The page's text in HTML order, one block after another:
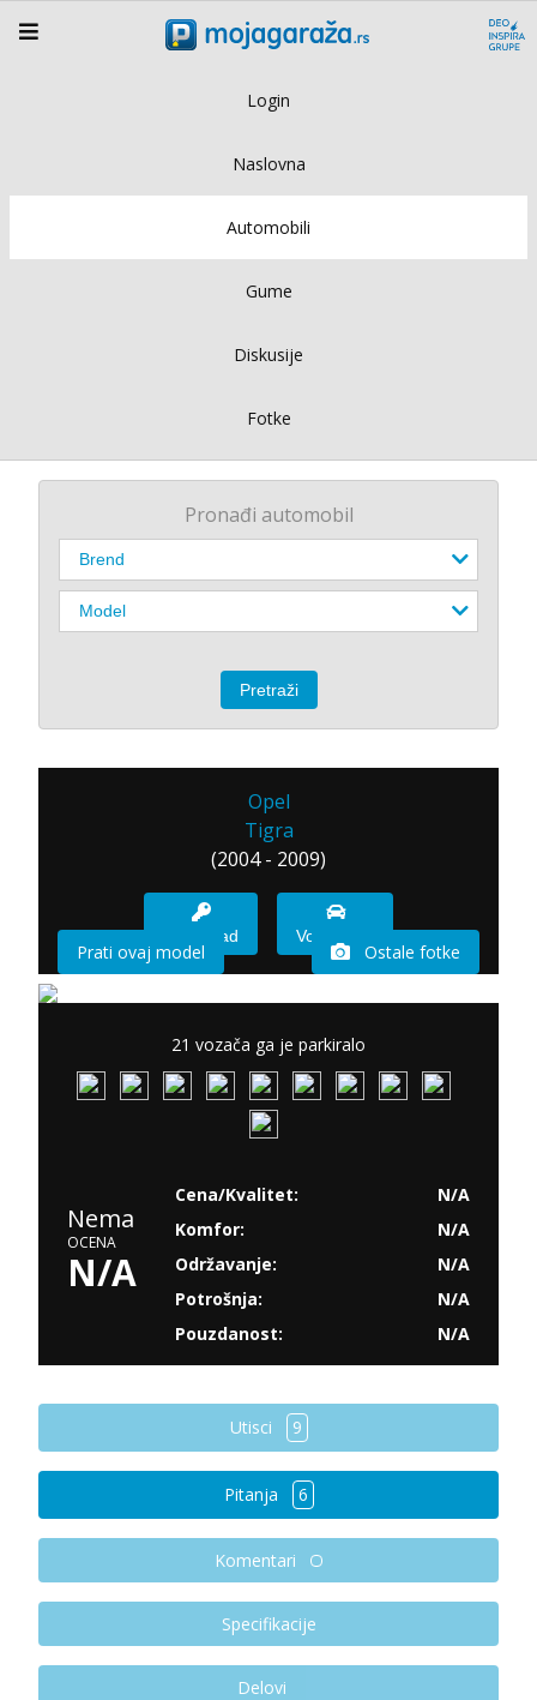
Login
Naslovna
Automobili
Gume
Diskusije
Fotke
Pronađi automobil
Opel
Tigra
(2004 - 2009)
Imam sad Vozio sam
Prati ovaj model Ostale fotke
21 vozača ga je parkiralo
Nema
OCENA
N/A
Cena/Kvalitet:
N/A
Komfor:
N/A
Održavanje:
N/A
Potrošnja:
N/A
Pouzdanost:
N/A
Utisci 9
Pitanja 6
Komentari
Specifikacije
Delovi